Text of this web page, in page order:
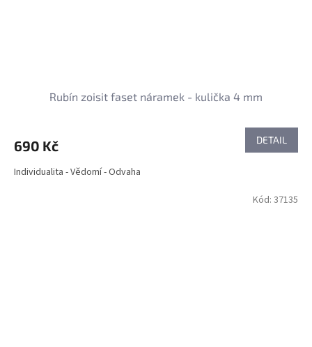
Rubín zoisit faset náramek - kulička 4 mm
690 Kč DETAIL
Individualita - Vědomí - Odvaha
Kód: 37135